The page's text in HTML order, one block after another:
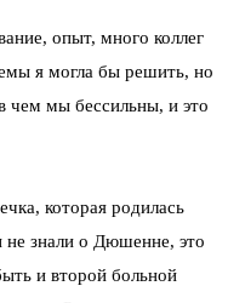
опыт, много коллег
я могла бы решить, но
чем мы бессильны, и это
которая родилась
не знали о Дюшенне, это
и второй больной